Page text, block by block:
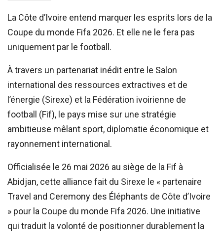
La Côte d’Ivoire entend marquer les esprits lors de la
Coupe du monde Fifa 2026. Et elle ne le fera pas
uniquement par le football.
À travers un partenariat inédit entre le Salon
international des ressources extractives et de
l’énergie (Sirexe) et la Fédération ivoirienne de
football (Fif), le pays mise sur une stratégie
ambitieuse mêlant sport, diplomatie économique et
rayonnement international.
Officialisée le 26 mai 2026 au siège de la Fif à
Abidjan, cette alliance fait du Sirexe le « partenaire
Travel and Ceremony des Éléphants de Côte d’Ivoire
» pour la Coupe du monde Fifa 2026. Une initiative
qui traduit la volonté de positionner durablement la